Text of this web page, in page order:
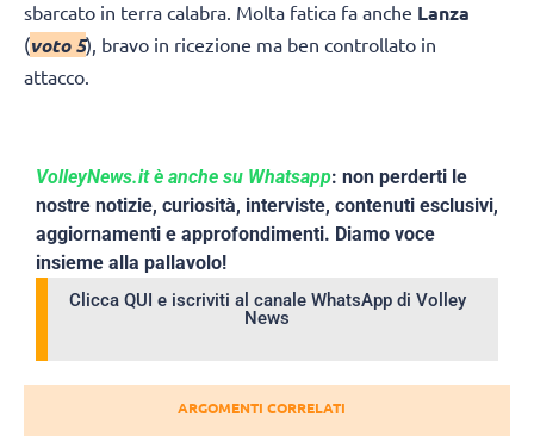
sbarcato in terra calabra. Molta fatica fa anche Lanza
(voto 5), bravo in ricezione ma ben controllato in
attacco.
VolleyNews.it è anche su Whatsapp: non perderti le
nostre notizie, curiosità, interviste, contenuti esclusivi,
aggiornamenti e approfondimenti. Diamo voce
insieme alla pallavolo!
Clicca QUI e iscriviti al canale WhatsApp di Volley
News
ARGOMENTI CORRELATI